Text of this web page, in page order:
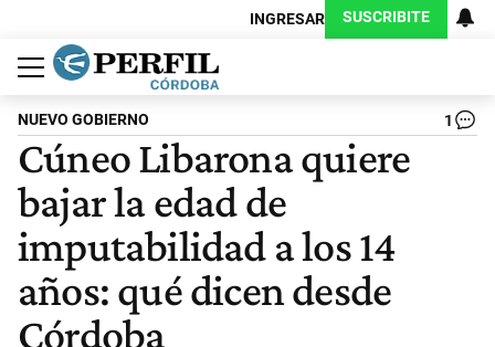
INGRESAR SUSCRIBITE
Política
Economía
Judiciales
Sociedad
Cultura
Espectáculos
Deportes
Protagonistas
NUEVO GOBIERNO 1
Cúneo Libarona quiere
bajar la edad de
imputabilidad a los 14
años: qué dicen desde
Córdoba